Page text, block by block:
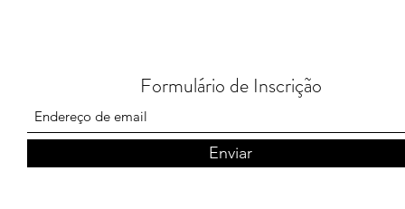
Formulário de Inscrição
Enviar